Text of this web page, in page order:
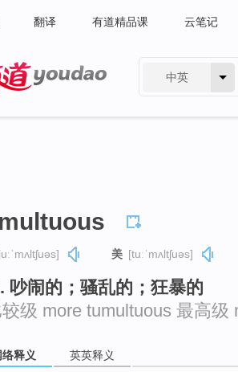
翻译 有道精品课 云笔记
中英
美 [tuːˈmʌltʃuəs]
吵闹的；骚乱的；狂暴的
级 more tumultuous 最高级
络释义 英英释义